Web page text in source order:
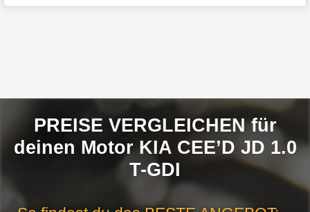
PREISE VERGLEICHEN für
deinen Motor KIA CEE’D JD 1.0
T-GDI